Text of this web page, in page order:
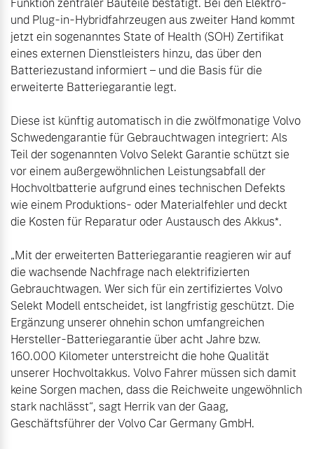
Funktion zentraler Bauteile bestätigt. Bei den Elektro-
und Plug-in-Hybridfahrzeugen aus zweiter Hand kommt
jetzt ein sogenanntes State of Health (SOH) Zertifikat
eines externen Dienstleisters hinzu, das über den
Batteriezustand informiert – und die Basis für die
erweiterte Batteriegarantie legt.
Diese ist künftig automatisch in die zwölfmonatige Volvo
Schwedengarantie für Gebrauchtwagen integriert: Als
Teil der sogenannten Volvo Selekt Garantie schützt sie
vor einem außergewöhnlichen Leistungsabfall der
Hochvoltbatterie aufgrund eines technischen Defekts
wie einem Produktions- oder Materialfehler und deckt
die Kosten für Reparatur oder Austausch des Akkus*.
„Mit der erweiterten Batteriegarantie reagieren wir auf
die wachsende Nachfrage nach elektrifizierten
Gebrauchtwagen. Wer sich für ein zertifiziertes Volvo
Selekt Modell entscheidet, ist langfristig geschützt. Die
Ergänzung unserer ohnehin schon umfangreichen
Hersteller-Batteriegarantie über acht Jahre bzw.
160.000 Kilometer unterstreicht die hohe Qualität
unserer Hochvoltakkus. Volvo Fahrer müssen sich damit
keine Sorgen machen, dass die Reichweite ungewöhnlich
stark nachlässt“, sagt Herrik van der Gaag,
Geschäftsführer der Volvo Car Germany GmbH.